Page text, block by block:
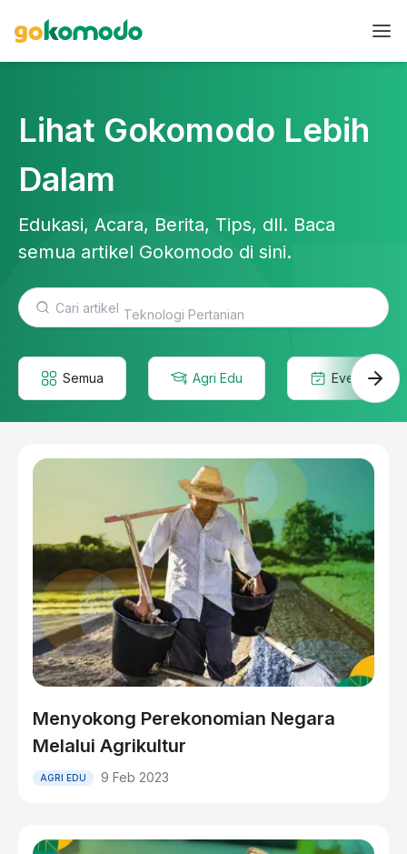
Lihat Gokomodo Lebih
Dalam
Edukasi, Acara, Berita, Tips, dll. Baca
semua artikel Gokomodo di sini.
Teknologi Pertanian
Semua Agri Edu Event
Menyokong Perekonomian Negara
Melalui Agrikultur
AGRI EDU 9 Feb 2023